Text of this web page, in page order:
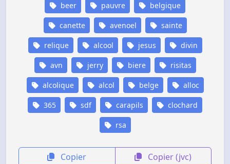
beer pauvre belgique
canette avenoel sainte
relique alcool jesus divin
avn jerry biere risitas
alcolique alcol belge alloc
365 sdf carapils clochard
rsa
Copier Copier (jvc)